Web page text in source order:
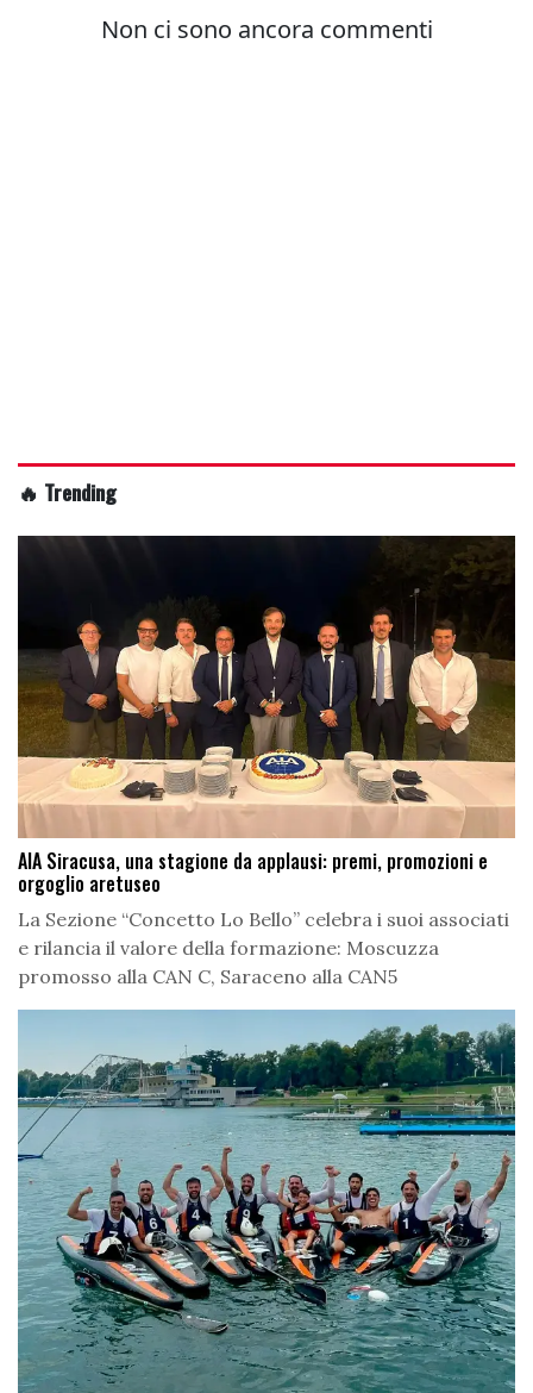
🔥 Trending
AIA Siracusa, una stagione da applausi: premi, promozioni e
orgoglio aretuseo
La Sezione “Concetto Lo Bello” celebra i suoi associati
e rilancia il valore della formazione: Moscuzza
promosso alla CAN C, Saraceno alla CAN5